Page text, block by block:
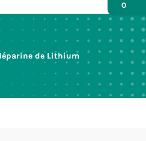
0
de Lithium